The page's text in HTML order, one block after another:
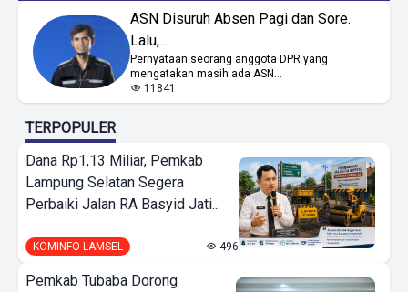
ASN Disuruh Absen Pagi dan Sore.
Lalu,...
Pernyataan seorang anggota DPR yang
mengatakan masih ada ASN...
11841
TERPOPULER
Dana Rp1,13 Miliar, Pemkab
Lampung Selatan Segera
Perbaiki Jalan RA Basyid Jati...
KOMINFO LAMSEL 496
Pemkab Tubaba Dorong